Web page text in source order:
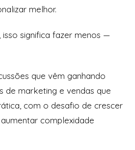
melhor.
isso significa fazer menos —
que vêm ganhando
de marketing e vendas que
com o desafio de crescer
complexidade